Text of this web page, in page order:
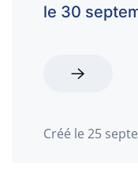
le 30
Créé le 25